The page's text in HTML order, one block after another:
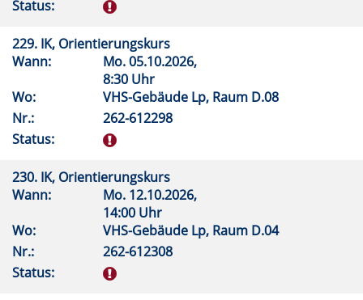
Status:
229. IK, Orientierungskurs
Wann:
Mo.05.10.2026,
8:30 Uhr
Wo:
VHS-Gebäude Lp, Raum D.08
Nr.:
262-612298
Status:
230. IK, Orientierungskurs
Wann:
Mo. 12.10.2026,
14:00 Uhr
Wo:
VHS-Gebäude Lp, Raum D.04
Nr.:
262-612308
Status: